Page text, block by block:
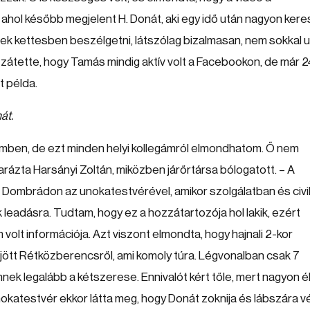
később megjelent H. Donát, aki egy idő után nagyon
kettesben beszélgetni, látszólag bizalmasan, nem sokkal
hogy Tamás mindig aktív volt a Facebookon, de már
példa.
de ezt minden helyi kollegámról elmondhatom. Ő nem
Harsányi Zoltán, miközben járőrtársa bólogatott. – A
az unokatestvérével, amikor szolgálatban és
Tudtam, hogy ez a hozzátartozója hol lakik, ezért
információja. Azt viszont elmondta, hogy hajnali 2-kor
Rétközberencsről, ami komoly túra. Légvonalban csak 7
legalább a kétszerese. Ennivalót kért tőle, mert nagyon
ekkor látta meg, hogy Donát zoknija és lábszára